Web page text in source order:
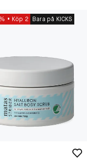
Köp 2 Bara på KICKS